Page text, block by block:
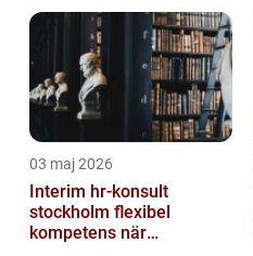
03 maj 2026
Interim hr-konsult
stockholm flexibel
kompetens när